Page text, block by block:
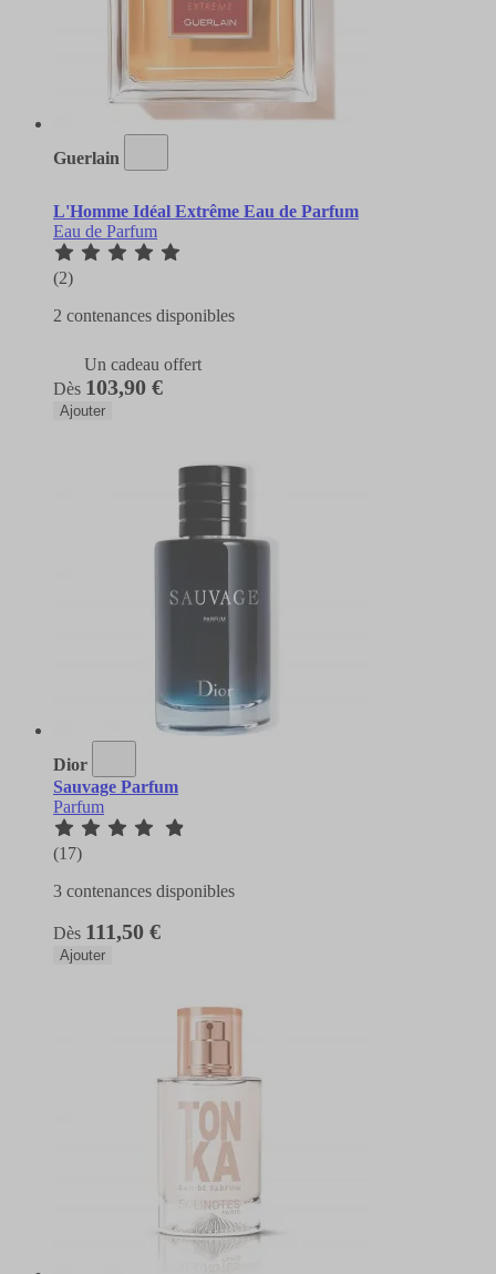
Guerlain
L'Homme Idéal Extrême Eau de Parfum
Eau de Parfum
(2)
2 contenances disponibles
Un cadeau offert
Dès 103,90 €
Ajouter
Dior
Sauvage Parfum
Parfum
(17)
3 contenances disponibles
Dès 111,50 €
Ajouter